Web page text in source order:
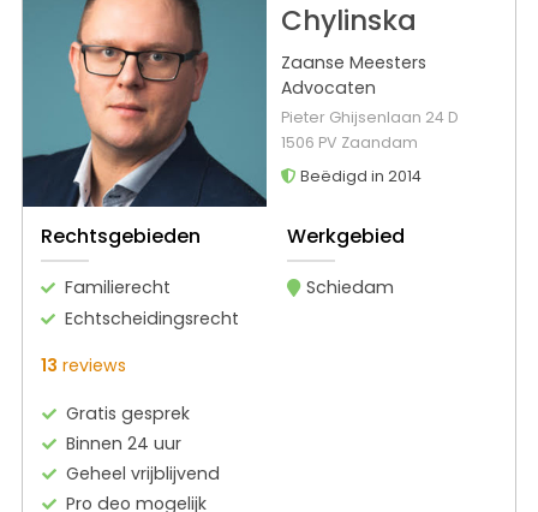
Chylinska
Zaanse Meesters
Advocaten
Pieter Ghijsenlaan 24 D
1506 PV Zaandam
Beëdigd in 2014
Rechtsgebieden
Familierecht
Echtscheidingsrecht
Werkgebied
Schiedam
13 reviews
Gratis gesprek
Binnen 24 uur
Geheel vrijblijvend
Pro deo mogelijk